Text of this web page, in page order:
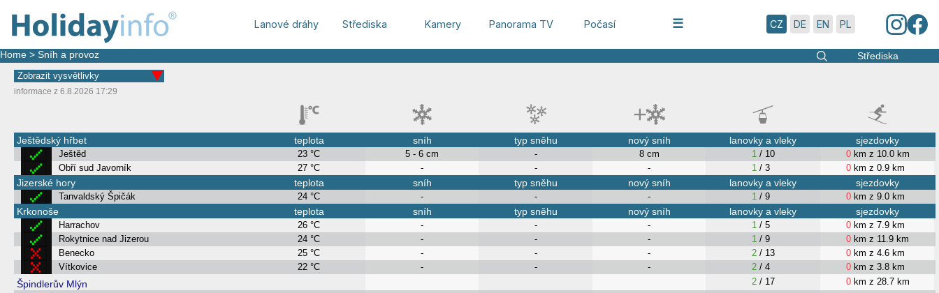
Lanové dráhy Střediska Kamery Panorama TV Počasí ☰ CZ DE EN PL
Home > Sníh a provoz Střediska
Zobrazit vysvětlivky
informace z 6.8.2026 17:29
Ještědský hřbet teplota sníh typ sněhu nový sníh lanovky a vleky sjezdovky
Ještěd 23 °C 5 - 6 cm - 8 cm 1/ 10 0km z 10.0 km
Obří sud Javorník
27 °C - - - 1/ 3 0km z 0.9 km
Jizerské hory teplota sníh typ sněhu nový sníh lanovky a vleky sjezdovky
Tanvaldský Špičák 24 °C - - - 1/ 9 0km z 9.0 km
Krkonoše teplota sníh typ sněhu nový sníh lanovky a vleky sjezdovky
Harrachov 26 °C - - - 1/ 5 0km z 7.9 km
Rokytnice nad Jizerou
24 °C - - - 1/ 9 0km z 11.9 km
Benecko
25 °C - - - 2/ 13 0km z 4.6 km
Vítkovice
22 °C - - - 2/ 4 0km z 3.8 km
Špindlerův Mlýn 2/ 17 0km z 28.7 km